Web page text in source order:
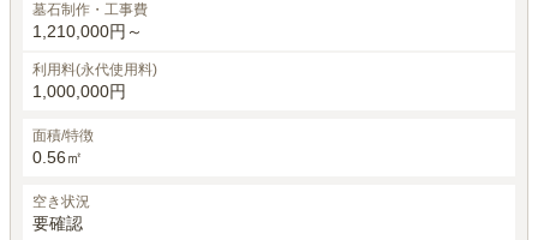
墓石制作・工事費
1,210,000円～
利用料(永代使用料)
1,000,000円
面積/特徴
0.56㎡
空き状況
要確認